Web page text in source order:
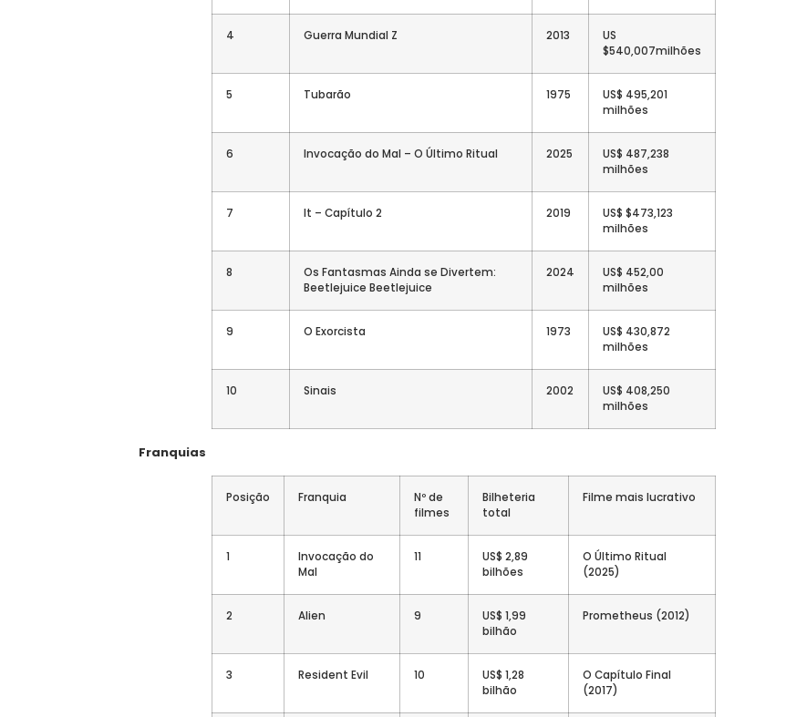
4 Guerra Mundial Z 2013
US
$540,007milhões
5 Tubarão 1975
US$ 495,201
milhões
6 Invocação do Mal – O Último Ritual 2025
US$ 487,238
milhões
7 It – Capítulo 2 2019
US$ $473,123
milhões
8
Os Fantasmas Ainda se Divertem:
Beetlejuice Beetlejuice
2024
US$ 452,00
milhões
9 O Exorcista 1973
US$ 430,872
milhões
10 Sinais 2002
US$ 408,250
milhões
Franquias
Posição Franquia
Nº de
filmes
Bilheteria
total
Filme mais lucrativo
1
Invocação do
Mal
11
US$ 2,89
bilhões
O Último Ritual
(2025)
2 Alien 9
US$ 1,99
bilhão
Prometheus (2012)
3 Resident Evil 10
US$ 1,28
bilhão
O Capítulo Final
(2017)